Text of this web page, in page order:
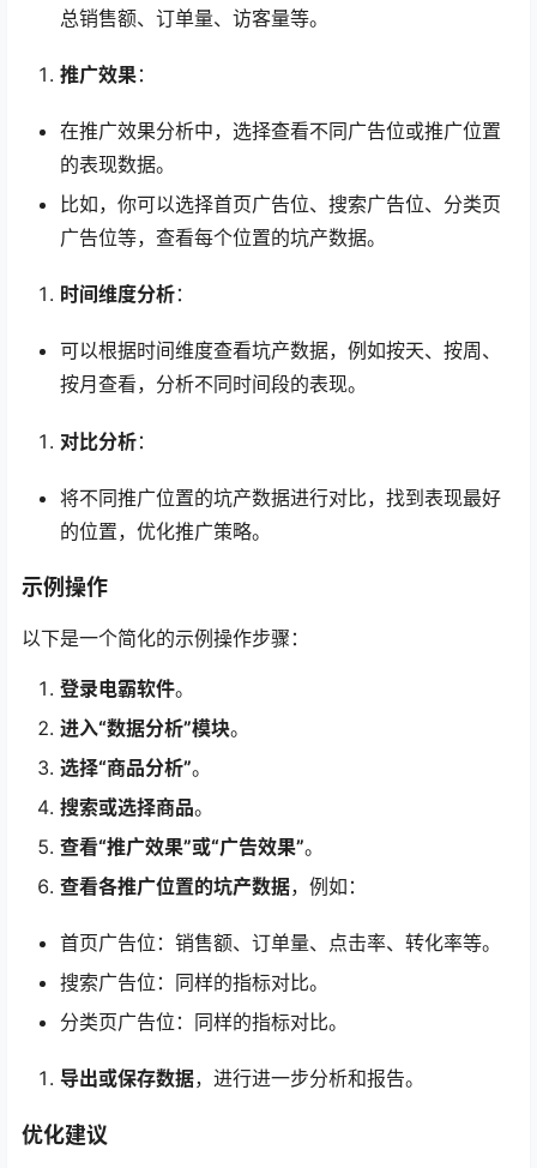
总销售额、订单量、访客量等。
推广效果：
在推广效果分析中，选择查看不同广告位或推广位置
的表现数据。
比如，你可以选择首页广告位、搜索广告位、分类页
广告位等，查看每个位置的坑产数据。
时间维度分析：
可以根据时间维度查看坑产数据，例如按天、按周、
按月查看，分析不同时间段的表现。
对比分析：
将不同推广位置的坑产数据进行对比，找到表现最好
的位置，优化推广策略。
示例操作
以下是一个简化的示例操作步骤：
登录电霸软件。
进入“数据分析”模块。
选择“商品分析”。
搜索或选择商品。
查看“推广效果”或“广告效果”。
查看各推广位置的坑产数据，例如：
首页广告位：销售额、订单量、点击率、转化率等。
搜索广告位：同样的指标对比。
分类页广告位：同样的指标对比。
导出或保存数据，进行进一步分析和报告。
优化建议